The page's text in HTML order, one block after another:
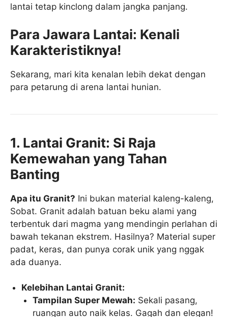
lantai tetap kinclong dalam jangka panjang.
Para Jawara Lantai: Kenali
Karakteristiknya!
Sekarang, mari kita kenalan lebih dekat dengan
para petarung di arena lantai hunian.
1. Lantai Granit: Si Raja
Kemewahan yang Tahan
Banting
Apa itu Granit? Ini bukan material kaleng-kaleng,
Sobat. Granit adalah batuan beku alami yang
terbentuk dari magma yang mendingin perlahan di
bawah tekanan ekstrem. Hasilnya? Material super
padat, keras, dan punya corak unik yang nggak
ada duanya.
Kelebihan Lantai Granit:
Tampilan Super Mewah: Sekali pasang,
ruangan auto naik kelas. Gagah dan elegan!